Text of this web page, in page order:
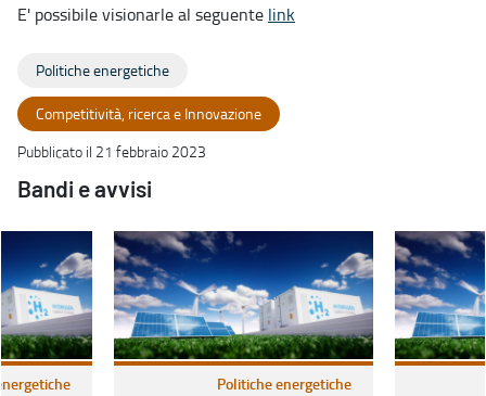
E' possibile visionarle al seguente link
Politiche energetiche
Competitività, ricerca e Innovazione
Pubblicato il 21 febbraio 2023
Bandi e avvisi
Politiche energetiche